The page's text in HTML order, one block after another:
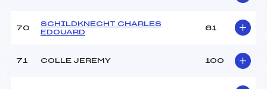
70
SCHILDKNECHT CHARLES
EDOUARD
61
71 COLLE JEREMY 100